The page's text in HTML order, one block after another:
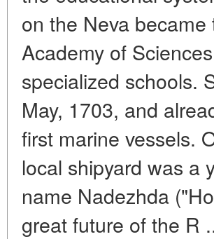
on the Neva
Academy of
specialized schools.
May, 1703, and
first marine vessels.
local shipyard was a
name Nadezhda
great future of the R